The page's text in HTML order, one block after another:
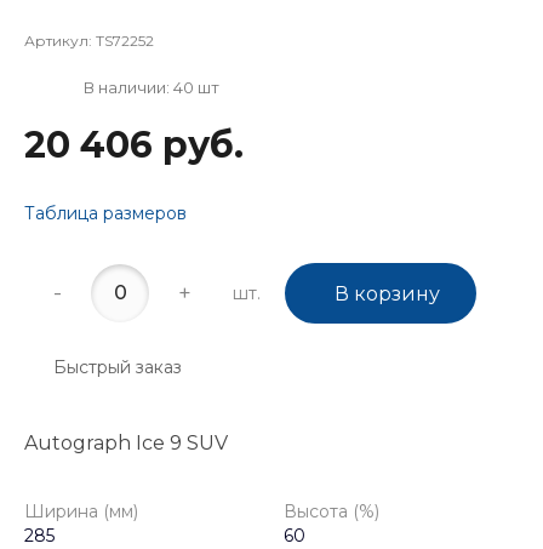
Артикул: TS72252
В наличии: 40 шт
20 406 руб.
Таблица размеров
- + шт. В корзину
Быстрый заказ
Autograph Ice 9 SUV
Ширина (мм)
285
Высота (%)
60